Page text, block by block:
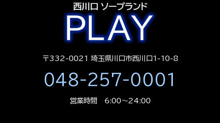
〒332-0021 埼玉県川口市西川口1-10-8
048-257-0001
営業時間 6:00～24:00